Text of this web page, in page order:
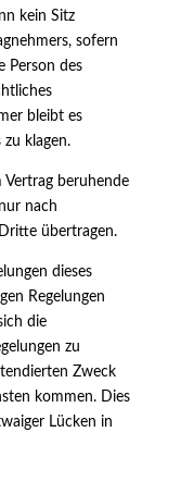
kein Sitz
sofern
Person des
bleibt es
klagen.
beruhende
nach
übertragen.
dieses
Regelungen
die
zu
Zweck
kommen. Dies
Lücken in